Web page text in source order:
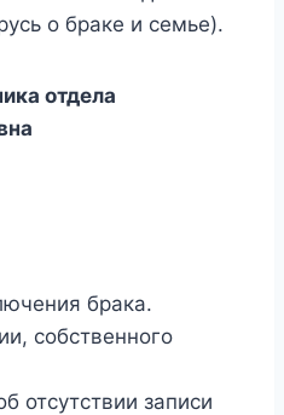
о браке и семье).
отдела
брака.
собственного
отсутствии записи